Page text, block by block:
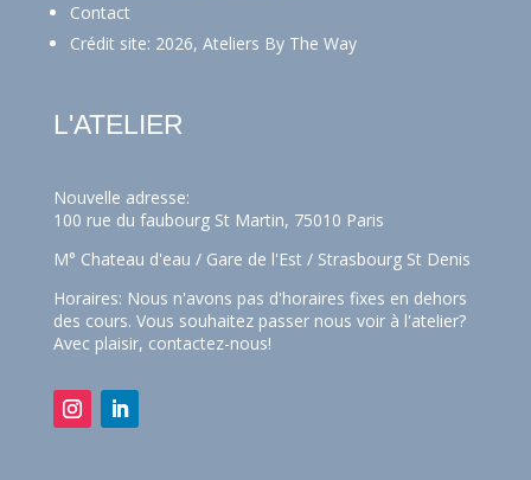
Contact
Crédit site: 2026, Ateliers By The Way
L'ATELIER
Nouvelle adresse:
100 rue du faubourg St Martin, 75010 Paris
M° Chateau d'eau / Gare de l'Est / Strasbourg St Denis
Horaires: Nous n'avons pas d'horaires fixes en dehors
des cours. Vous souhaitez passer nous voir à l'atelier?
Avec plaisir, contactez-nous!